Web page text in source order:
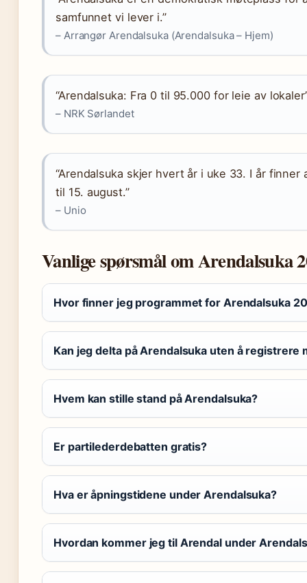
samfunnet vi lever i.”
– Arrangør Arendalsuka (Arendalsuka – Hjem)
“Arendalsuka: Fra 0 til 95.000 for leie av
– NRK Sørlandet
“Arendalsuka skjer hvert år i uke 33. I år finner
til 15. august.”
– Unio
Vanlige spørsmål om Arendalsuka
Hvor finner jeg programmet for Arendalsuka
Kan jeg delta på Arendalsuka uten å registrere
Hvem kan stille stand på Arendalsuka?
Er partilederdebatten gratis?
Hva er åpningstidene under Arendalsuka?
Hvordan kommer jeg til Arendal under